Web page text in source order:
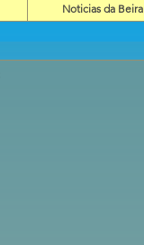
Noticias da Beira